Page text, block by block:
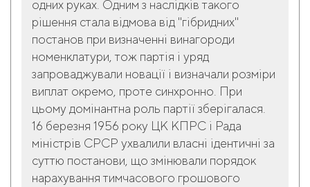
одних руках. Одним з наслідків такого
рішення стала відмова від "гібридних"
постанов при визначенні винагороди
номенклатури, тож партія і уряд
запроваджували новації і визначали розміри
виплат окремо, проте синхронно. При
цьому домінантна роль партії зберігалася.
16 березня 1956 року ЦК КПРС і Рада
міністрів СРСР ухвалили власні ідентичні за
суттю постанови, що змінювали порядок
нарахування тимчасового грошового